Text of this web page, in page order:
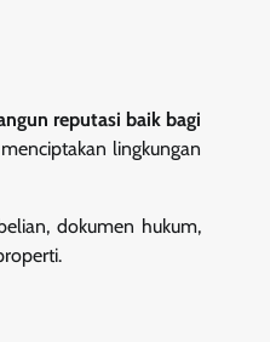
reputasi baik bagi
lingkungan
dokumen hukum,